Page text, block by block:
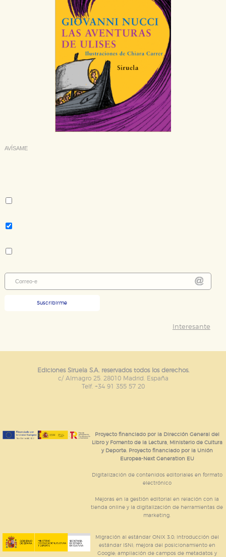
AVÍSAME
Suscribirme
Interesante
Ediciones Siruela S.A. reservados todos los derechos.
c/ Almagro 25. 28010 Madrid. España
Telf. +34 91 355 57 20
Proyecto financiado por la Dirección General del
Libro y Fomento de la Lectura, Ministerio de Cultura
y Deporte. Proyecto financiado por la Unión
Europea-Next Generation EU
Digitalización de contenidos editoriales en formato
electrónico
Mejoras en la gestión editorial en relación con la
tienda online y la digitalización de herramientas de
marketing.
Migración al estándar ONIX 3.0; introducción del
estándar ISNI; mejora del posicionamiento en
Google; ampliación de campos de metadatos y